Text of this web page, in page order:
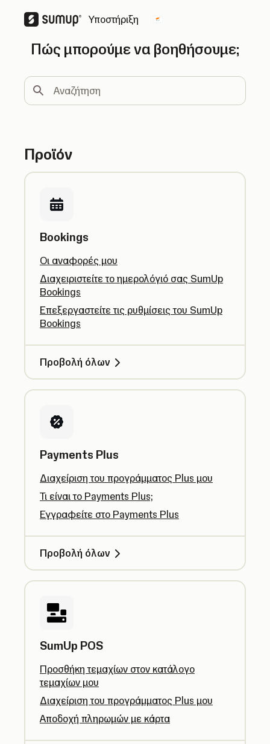
Υποστήριξη Change country
Πώς μπορούμε να βοηθήσουμε;
Αναζήτηση
Προϊόν
Bookings
Οι αναφορές μου
Διαχειριστείτε το ημερολόγιό σας SumUp
Bookings
Επεξεργαστείτε τις ρυθμίσεις του SumUp
Bookings
Προβολή όλων
Payments Plus
Διαχείριση του προγράμματος Plus μου
Τι είναι το Payments Plus;
Εγγραφείτε στο Payments Plus
Προβολή όλων
SumUp POS
Προσθήκη τεμαχίων στον κατάλογο
τεμαχίων μου
Διαχείριση του προγράμματος Plus μου
Αποδοχή πληρωμών με κάρτα